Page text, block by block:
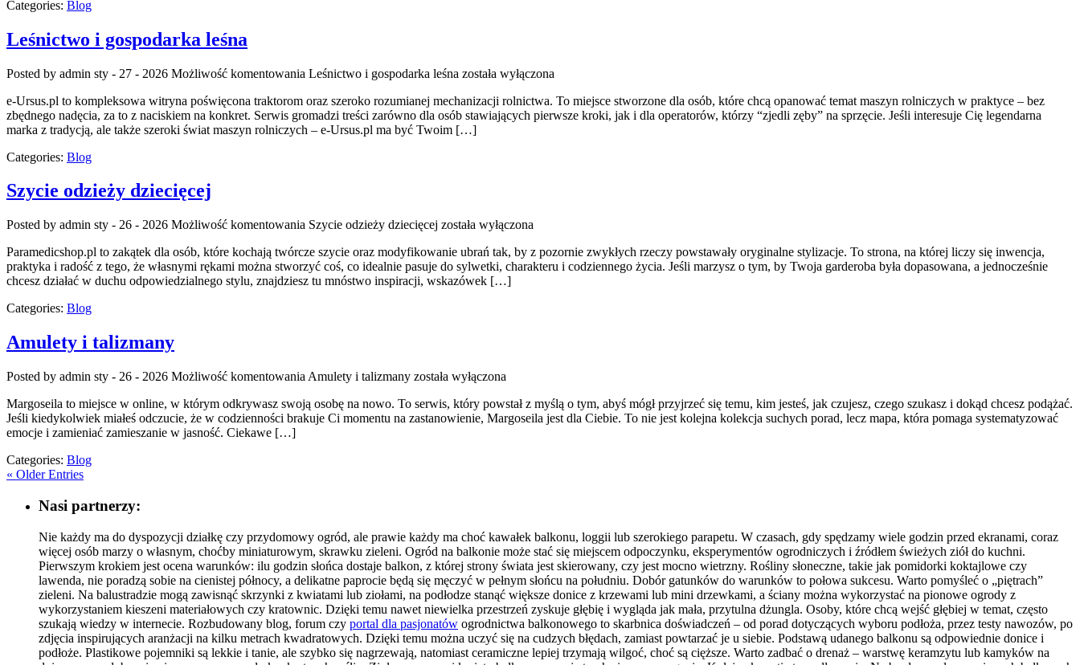
Categories: Blog
Leśnictwo i gospodarka leśna
Posted by admin sty - 27 - 2026 Możliwość komentowania Leśnictwo i gospodarka leśna została wyłączona
e-Ursus.pl to kompleksowa witryna poświęcona traktorom oraz szeroko rozumianej mechanizacji rolnictwa. To miejsce stworzone dla osób, które chcą opanować temat maszyn rolniczych w praktyce – bez
zbędnego nadęcia, za to z naciskiem na konkret. Serwis gromadzi treści zarówno dla osób stawiających pierwsze kroki, jak i dla operatorów, którzy “zjedli zęby” na sprzęcie. Jeśli interesuje Cię legendarna
marka z tradycją, ale także szeroki świat maszyn rolniczych – e-Ursus.pl ma być Twoim […]
Categories: Blog
Szycie odzieży dziecięcej
Posted by admin sty - 26 - 2026 Możliwość komentowania Szycie odzieży dziecięcej została wyłączona
Paramedicshop.pl to zakątek dla osób, które kochają twórcze szycie oraz modyfikowanie ubrań tak, by z pozornie zwykłych rzeczy powstawały oryginalne stylizacje. To strona, na której liczy się inwencja,
praktyka i radość z tego, że własnymi rękami można stworzyć coś, co idealnie pasuje do sylwetki, charakteru i codziennego życia. Jeśli marzysz o tym, by Twoja garderoba była dopasowana, a jednocześnie
chcesz działać w duchu odpowiedzialnego stylu, znajdziesz tu mnóstwo inspiracji, wskazówek […]
Categories: Blog
Amulety i talizmany
Posted by admin sty - 26 - 2026 Możliwość komentowania Amulety i talizmany została wyłączona
Margoseila to miejsce w online, w którym odkrywasz swoją osobę na nowo. To serwis, który powstał z myślą o tym, abyś mógł przyjrzeć się temu, kim jesteś, jak czujesz, czego szukasz i dokąd chcesz podążać.
Jeśli kiedykolwiek miałeś odczucie, że w codzienności brakuje Ci momentu na zastanowienie, Margoseila jest dla Ciebie. To nie jest kolejna kolekcja suchych porad, lecz mapa, która pomaga systematyzować
emocje i zamieniać zamieszanie w jasność. Ciekawe […]
Categories: Blog
« Older Entries
Nasi partnerzy:
Nie każdy ma do dyspozycji działkę czy przydomowy ogród, ale prawie każdy ma choć kawałek balkonu, loggii lub szerokiego parapetu. W czasach, gdy spędzamy wiele godzin przed ekranami, coraz
więcej osób marzy o własnym, choćby miniaturowym, skrawku zieleni. Ogród na balkonie może stać się miejscem odpoczynku, eksperymentów ogrodniczych i źródłem świeżych ziół do kuchni.
Pierwszym krokiem jest ocena warunków: ilu godzin słońca dostaje balkon, z której strony świata jest skierowany, czy jest mocno wietrzny. Rośliny słoneczne, takie jak pomidorki koktajlowe czy
lawenda, nie poradzą sobie na cienistej północy, a delikatne paprocie będą się męczyć w pełnym słońcu na południu. Dobór gatunków do warunków to połowa sukcesu. Warto pomyśleć o „piętrach”
zieleni. Na balustradzie mogą zawisnąć skrzynki z kwiatami lub ziołami, na podłodze stanąć większe donice z krzewami lub mini drzewkami, a ściany można wykorzystać na pionowe ogrody z
wykorzystaniem kieszeni materiałowych czy kratownic. Dzięki temu nawet niewielka przestrzeń zyskuje głębię i wygląda jak mała, przytulna dżungla. Osoby, które chcą wejść głębiej w temat, często
szukają wiedzy w internecie. Rozbudowany blog, forum czy portal dla pasjonatów ogrodnictwa balkonowego to skarbnica doświadczeń – od porad dotyczących wyboru podłoża, przez testy nawozów, po
zdjęcia inspirujących aranżacji na kilku metrach kwadratowych. Dzięki temu można uczyć się na cudzych błędach, zamiast powtarzać je u siebie. Podstawą udanego balkonu są odpowiednie donice i
podłoże. Plastikowe pojemniki są lekkie i tanie, ale szybko się nagrzewają, natomiast ceramiczne lepiej trzymają wilgoć, choć są cięższe. Warto zadbać o drenaż – warstwę keramzytu lub kamyków na